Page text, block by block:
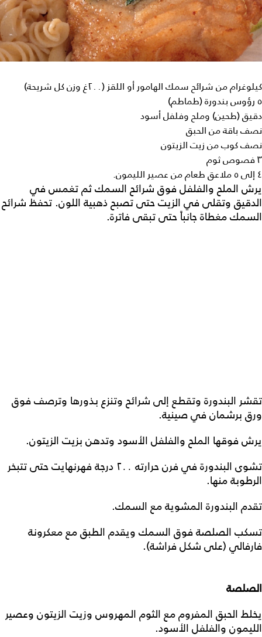
كيلوغرام من شرائح سمك الهامور أو اللقز (٢٠٠غ وزن كل شريحة)
٥ رؤوس بندورة (طماطم)
دقيق (طحين) وملح وفلفل أسود
نصف باقة من الحبق
نصف كوب من زيت الزيتون
٣ فصوص ثوم
٤ إلى ٥ ملاعق طعام من عصير الليمون.
يرش الملح والفلفل فوق شرائح السمك ثم تغمس في
الدقيق وتقلى في الزيت حتى تصبح ذهبية اللون. تحفظ شرائح
السمك مغطاة جانباً حتى تبقى فاترة.
تقشر البندورة وتقطع إلى شرائح وتنزع بذورها وترصف فوق
ورق برشمان في صينية.
يرش فوقها الملح والفلفل الأسود وتدهن بزيت الزيتون.
تشوى البندورة في فرن حرارته ٢٠٠ درجة فهرنهايت حتى تتبخر
الرطوبة منها.
تقدم البندورة المشوية مع السمك.
تسكب الصلصة فوق السمك ويقدم الطبق مع معكرونة
فارفالي (على شكل فراشة).
الصلصة
يخلط الحبق المفروم مع الثوم المهروس وزيت الزيتون وعصير
الليمون والفلفل الأسود.